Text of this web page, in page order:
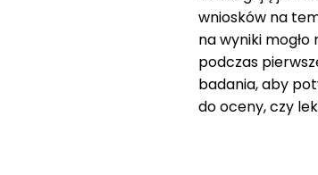
wniosków na
na wyniki
podczas
badania, aby
do oceny, czy